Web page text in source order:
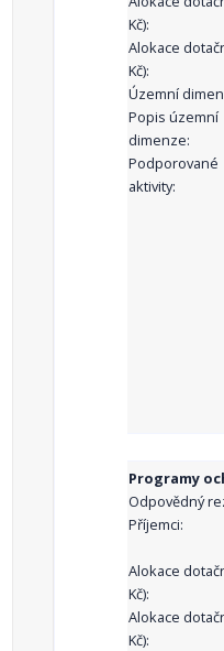
Kč):
Alokace
Kč):
Územní
Popis územní
dimenze:
Podporované
aktivity:
Programy
Odpovědný
Příjemci:
Alokace
Kč):
Alokace
Kč):